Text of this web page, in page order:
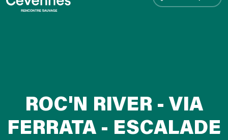
ROC'N RIVER - VIA
FERRATA - ESCALADE